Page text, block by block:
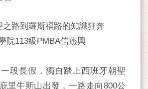
之路到羅斯福路的知識狂奔
院113級PMBA信燕興
段長假，獨自踏上西班牙朝聖
里牛斯山出發，一路走向800公